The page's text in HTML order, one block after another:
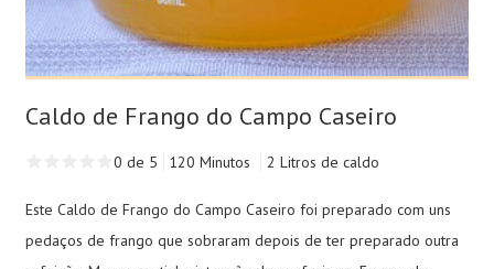
Caldo de Frango do Campo Caseiro
0 de 5 120 Minutos 2 Litros de caldo
Este Caldo de Frango do Campo Caseiro foi preparado com uns
pedaços de frango que sobraram depois de ter preparado outra